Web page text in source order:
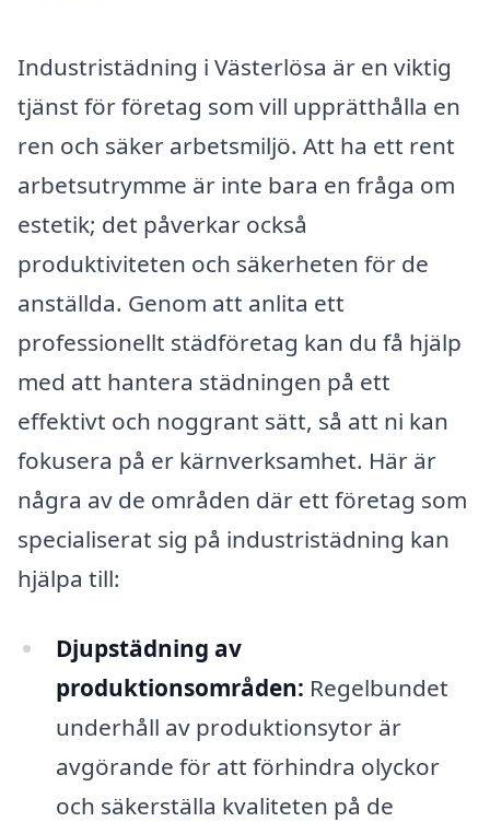
Industristädning i Västerlösa är en viktig
tjänst för företag som vill upprätthålla en
ren och säker arbetsmiljö. Att ha ett rent
arbetsutrymme är inte bara en fråga om
estetik; det påverkar också
produktiviteten och säkerheten för de
anställda. Genom att anlita ett
professionellt städföretag kan du få hjälp
med att hantera städningen på ett
effektivt och noggrant sätt, så att ni kan
fokusera på er kärnverksamhet. Här är
några av de områden där ett företag som
specialiserat sig på industristädning kan
hjälpa till:
Djupstädning av
produktionsområden: Regelbundet
underhåll av produktionsytor är
avgörande för att förhindra olyckor
och säkerställa kvaliteten på de